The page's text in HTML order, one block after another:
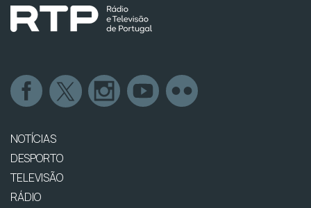
NOTÍCIAS
DESPORTO
TELEVISÃO
RÁDIO